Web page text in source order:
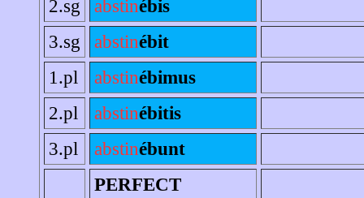
2.sg
abstinébis
3.sg
abstinébit
1.pl
abstinébimus
2.pl
abstinébitis
3.pl
abstinébunt
PERFECT